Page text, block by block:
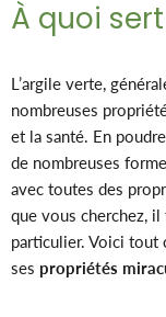
À quoi
L’argile verte,
nombreuses
et la santé. En
de nombreuses
avec toutes des
que vous cherchez, il
particulier. Voici tout
ses propriétés